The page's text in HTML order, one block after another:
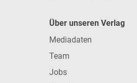
Über unseren Verlag
Mediadaten
Team
Jobs